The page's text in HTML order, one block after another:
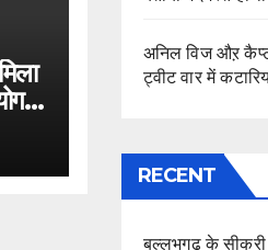
अनिल विज औऱ
ट्वीट वार में
RECENT
बल्लभगढ़ के सीकरी